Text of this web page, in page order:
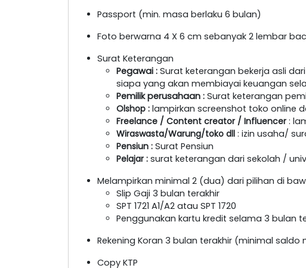
Passport (min. masa berlaku 6 bulan)
Foto berwarna 4 X 6 cm sebanyak 2 lembar
Surat Keterangan
Pegawai : Surat keterangan bekerja asli
siapa yang akan membiayai keuangan
Pemilik perusahaan : Surat keterangan
Olshop : lampirkan screenshot toko online
Freelance / Content creator / Influencer :
Wiraswasta/Warung/toko dll : izin usaha/
Pensiun : Surat Pensiun
Pelajar : surat keterangan dari sekolah /
Melampirkan minimal 2 (dua) dari pilihan di
Slip Gaji 3 bulan terakhir
SPT 1721 A1/A2 atau SPT 1720
Penggunakan kartu kredit selama 3 bulan
Rekening Koran 3 bulan terakhir (minimal
Copy KTP